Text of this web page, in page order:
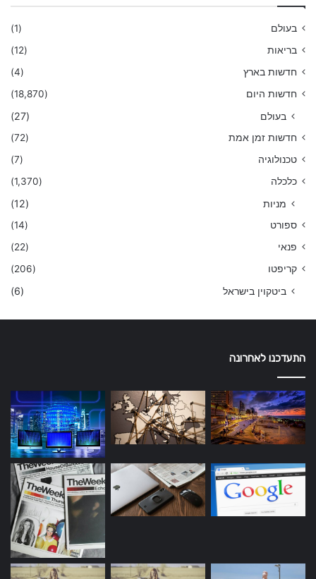
בעולם
(1)
בריאות
(12)
חדשות בארץ
(4)
חדשות היום
(18,870)
בעולם (27)
חדשות זמן אמת
(72)
טכנולוגיה
(7)
כלכלה
(1,370)
מניות (12)
ספורט
(14)
פנאי
(22)
קריפטו
(206)
ביטקוין בישראל (6)
התעדכנו לאחרונה